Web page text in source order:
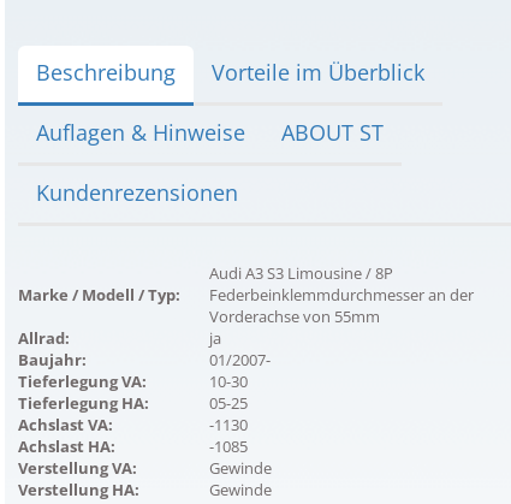
Beschreibung Vorteile im Überblick
Auflagen & Hinweise ABOUT ST
Kundenrezensionen
Marke / Modell / Typ:
Audi A3 S3 Limousine / 8P
Federbeinklemmdurchmesser an der
Vorderachse von 55mm
Allrad:
ja
Baujahr:
01/2007-
Tieferlegung VA:
10-30
Tieferlegung HA:
05-25
Achslast VA:
-1130
Achslast HA:
-1085
Verstellung VA:
Gewinde
Verstellung HA:
Gewinde